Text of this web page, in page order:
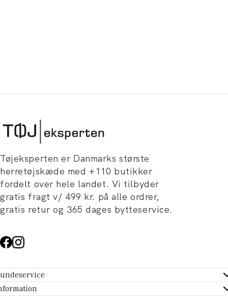
Tøjeksperten er Danmarks største
herretøjskæde med +110 butikker
fordelt over hele landet. Vi tilbyder
gratis fragt v/ 499 kr. på alle ordrer,
gratis retur og 365 dages bytteservice.
- Hjælpecenter
Tøjeksperten